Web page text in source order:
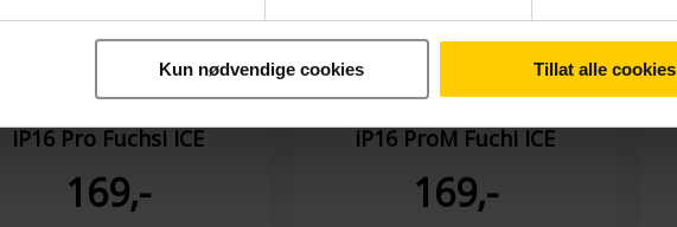
Kun nødvendige cookies Tillat alle cookies
iP16 Pro Fuchsi ICE
169,-
iP16 ProM Fuchi ICE
169,-